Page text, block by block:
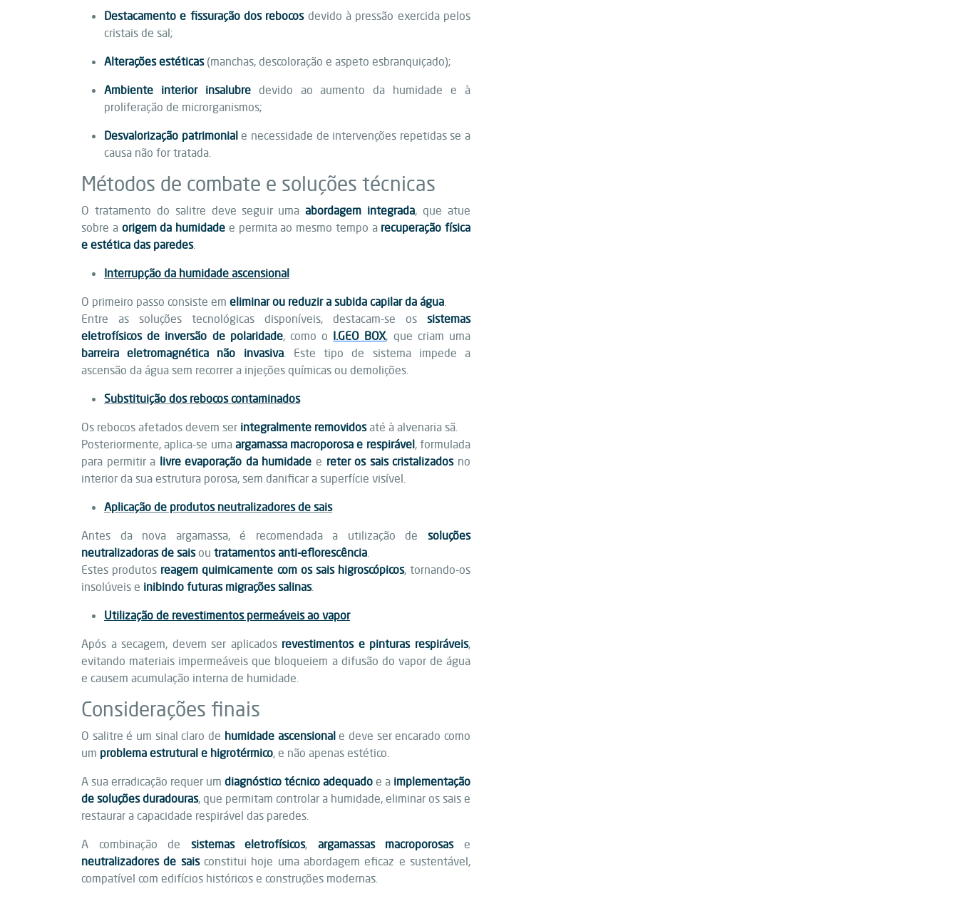
Destacamento e fissuração dos rebocosdevido à pressão exercida pelos
cristais de sal;
Alterações estéticas(manchas, descoloração e aspeto esbranquiçado);
Ambiente interior insalubredevido ao aumento da humidade e à
proliferação de microrganismos;
Desvalorização patrimoniale necessidade de intervenções repetidas se a
causa não for tratada.
Métodos de combate e soluções técnicas
O tratamento do salitre deve seguir umaabordagem integrada, que atue
sobre a origem da humidade e permita ao mesmo tempo a recuperação física
e estética das paredes.
Interrupção da humidade ascensional
O primeiro passo consiste em eliminar ou reduzir a subida capilar da água.
Entre as soluções tecnológicas disponíveis, destacam-se os sistemas
eletrofísicos de inversão de polaridade, como o I.GEO BOX, que criam uma
barreira eletromagnética não invasiva. Este tipo de sistema impede a
ascensão da água sem recorrer a injeções químicas ou demolições.
Substituição dos rebocos contaminados
Os rebocos afetados devem ser integralmente removidosaté à alvenaria sã.
Posteriormente, aplica-se uma argamassa macroporosa e respirável, formulada
para permitir a livre evaporação da humidade e reter os sais cristalizadosno
interior da sua estrutura porosa, sem danificar a superfície visível.
Aplicação de produtos neutralizadores de sais
Antes da nova argamassa, é recomendada a utilização de soluções
neutralizadoras de saisou tratamentos anti-eflorescência.
Estes produtos reagem quimicamente com os sais higroscópicos, tornando-os
insolúveis e inibindo futuras migrações salinas.
Utilização de revestimentos permeáveis ao vapor
Após a secagem, devem ser aplicados revestimentos e pinturas respiráveis,
evitando materiais impermeáveis que bloqueiem a difusão do vapor de água
e causem acumulação interna de humidade.
Considerações finais
O salitre é um sinal claro de humidade ascensionale deve ser encarado como
um problema estrutural e higrotérmico, e não apenas estético.
A sua erradicação requer um diagnóstico técnico adequado e a implementação
de soluções duradouras, que permitam controlar a humidade, eliminar os sais e
restaurar a capacidade respirável das paredes.
A combinação de sistemas eletrofísicos, argamassas macroporosase
neutralizadores de saisconstitui hoje uma abordagem eficaz e sustentável,
compatível com edifícios históricos e construções modernas.